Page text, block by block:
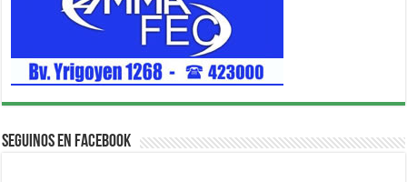
Seguinos en Facebook